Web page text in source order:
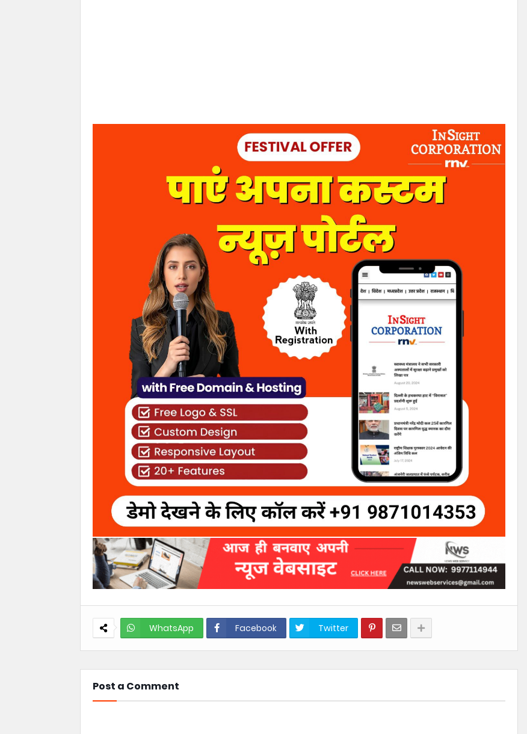
WhatsApp Facebook Twitter
Post a Comment